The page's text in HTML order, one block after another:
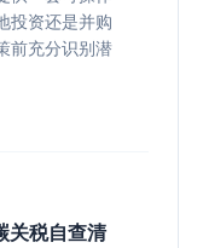
投资还是并购
前充分识别潜
关税自查清